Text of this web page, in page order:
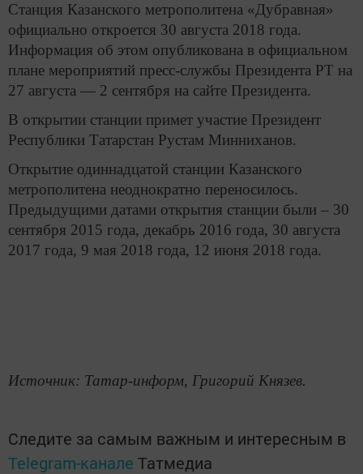
Станция Казанского метрополитена «Дубравная»
официально откроется 30 августа 2018 года.
Информация об этом опубликована в официальном
плане мероприятий пресс-службы Президента РТ на
27 августа — 2 сентября на сайте Президента.
В открытии станции примет участие Президент
Республики Татарстан Рустам Минниханов.
Открытие одиннадцатой станции Казанского
метрополитена неоднократно переносилось.
Предыдущими датами открытия станции были – 30
сентября 2015 года, декабрь 2016 года, 30 августа
2017 года, 9 мая 2018 года, 12 июня 2018 года.
Источник: Татар-информ, Григорий Князев.
Следите за самым важным и интересным в
Telegram-канале Татмедиа